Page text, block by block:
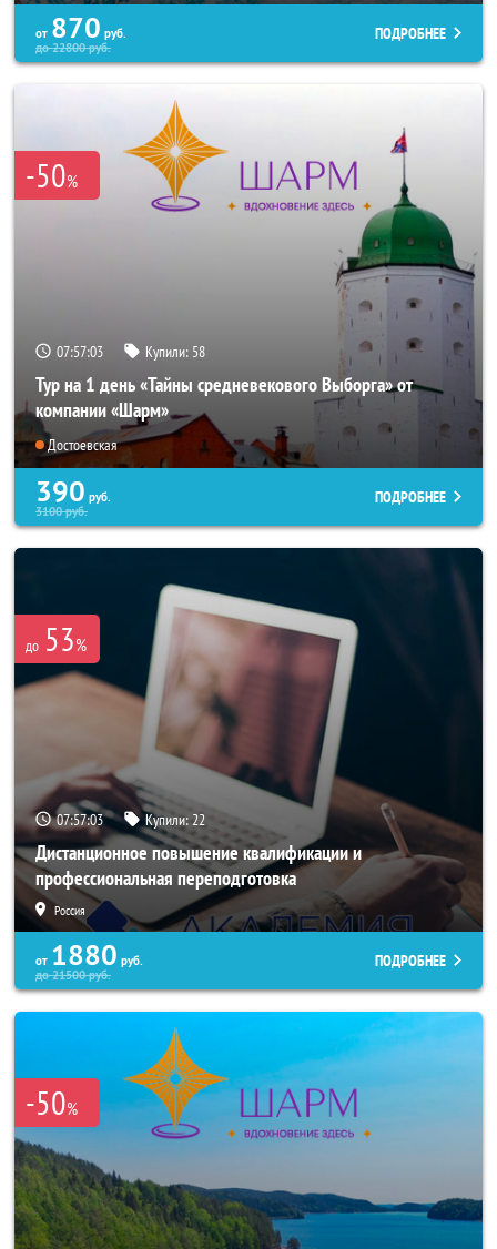
от 870 руб.
до22800руб.
ПОДРОБНЕЕ
-50%
07:56:59 Купили: 58
Тур на 1 день «Тайны средневекового Выборга» от
компании «Шарм»
Достоевская
390 руб.
3100руб.
ПОДРОБНЕЕ
до 53%
07:56:59 Купили:22
Дистанционное повышение квалификации и
профессиональная переподготовка
Россия
от 1880 руб.
до21500руб.
ПОДРОБНЕЕ
-50%